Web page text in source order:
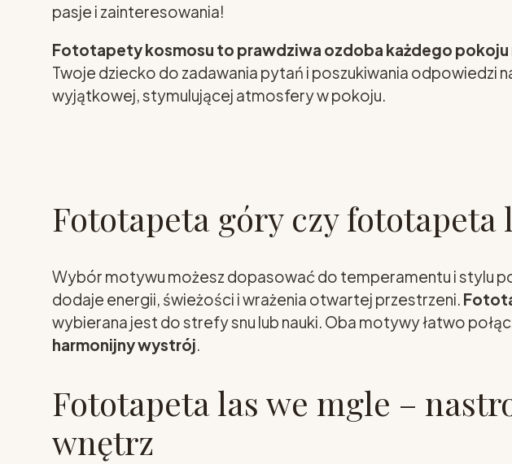
pasje i zainteresowania!
Fototapety kosmosu to prawdziwa ozdoba każdego pokoju
Twoje dziecko do zadawania pytań i poszukiwania odpowiedzi
wyjątkowej, stymulującej atmosfery w pokoju.
Fototapeta góry czy
Wybór motywu możesz dopasować do temperamentu i stylu
dodaje energii, świeżości i wrażenia otwartej przestrzeni.
wybierana jest do strefy snu lub nauki. Oba motywy łatwo
harmonijny wystrój.
Fototapeta las we mgle –
wnętrz